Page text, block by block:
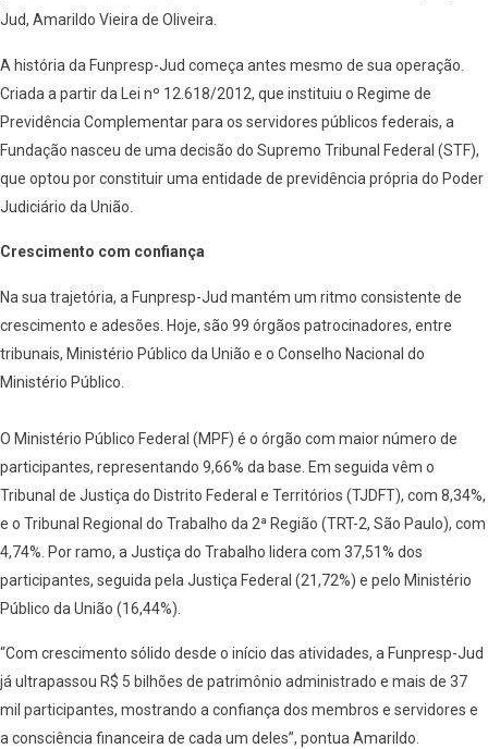
Jud, Amarildo Vieira de Oliveira.
A história da Funpresp-Jud começa antes mesmo de sua operação.
Criada a partir da Lei nº 12.618/2012, que instituiu o Regime de
Previdência Complementar para os servidores públicos federais, a
Fundação nasceu de uma decisão do Supremo Tribunal Federal (STF),
que optou por constituir uma entidade de previdência própria do Poder
Judiciário da União.
Crescimento com confiança
Na sua trajetória, a Funpresp-Jud mantém um ritmo consistente de
crescimento e adesões. Hoje, são 99 órgãos patrocinadores, entre
tribunais, Ministério Público da União e o Conselho Nacional do
Ministério Público.
O Ministério Público Federal (MPF) é o órgão com maior número de
participantes, representando 9,66% da base. Em seguida vêm o
Tribunal de Justiça do Distrito Federal e Territórios (TJDFT), com 8,34%,
e o Tribunal Regional do Trabalho da 2ª Região (TRT-2, São Paulo), com
4,74%. Por ramo, a Justiça do Trabalho lidera com 37,51% dos
participantes, seguida pela Justiça Federal (21,72%) e pelo Ministério
Público da União (16,44%).
“Com crescimento sólido desde o início das atividades, a Funpresp-Jud
já ultrapassou R$ 5 bilhões de patrimônio administrado e mais de 37
mil participantes, mostrando a confiança dos membros e servidores e
a consciência financeira de cada um deles”, pontua Amarildo.